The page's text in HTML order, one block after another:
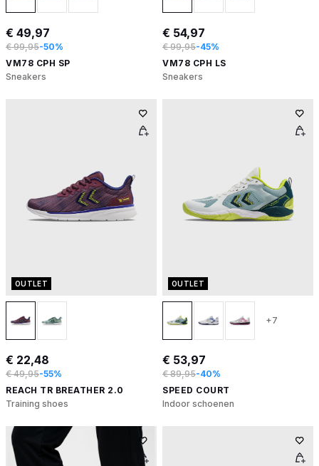
€ 49,97
€ 99,95-50%
VM78 CPH SP
Sneakers
€ 54,97
€ 99,95-45%
VM78 CPH LS
Sneakers
OUTLET
€ 22,48
€ 49,95-55%
REACH TR BREATHER 2.0
Training shoes
OUTLET
+7
€ 53,97
€ 89,95-40%
SPEED COURT
Indoor schoenen